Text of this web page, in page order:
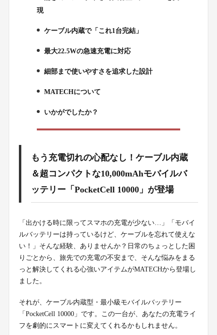
2.
現
ケーブル内蔵で「これ1台完結」
4.
最大22.5Wの急速充電に対応
5.
細部まで使いやすさを追求した設計
6.
MATECHについて
いかがでしたか？
もう充電切れの心配なし！ケーブル内蔵
＆超コンパクトな10,000mAhモバイルバ
ッテリー「PocketCell 10000」が登場
「出かける時に限ってスマホの充電が少ない…」「モバイ
ルバッテリーは持っているけど、ケーブルを忘れて使えな
い！」そんな経験、ありませんか？日常のちょっとした困
りごとから、旅先での充電の不安まで、そんな悩みをまる
っと解決してくれる心強いアイテムがMATECHから登場し
ました。
それが、ケーブル内蔵型・最小級モバイルバッテリー
「PocketCell 10000」です。この一台が、あなたの充電ライ
フを劇的にスマートに変えてくれるかもしれません。